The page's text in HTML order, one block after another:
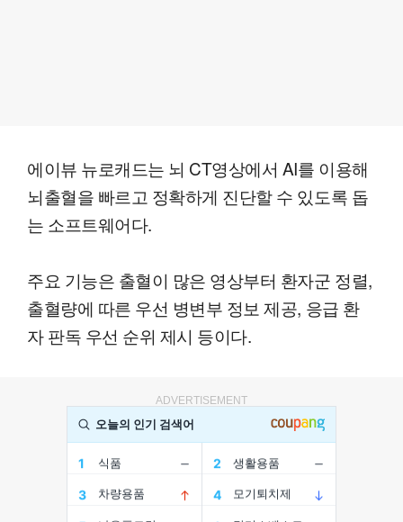
에이뷰 뉴로캐드는 뇌 CT영상에서 AI를 이용해
뇌출혈을 빠르고 정확하게 진단할 수 있도록 돕
는 소프트웨어다.
주요 기능은 출혈이 많은 영상부터 환자군 정렬,
출혈량에 따른 우선 병변부 정보 제공, 응급 환
자 판독 우선 순위 제시 등이다.
ADVERTISEMENT